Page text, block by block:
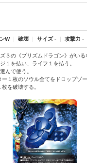
W ｜ 破壊 ｜ サイズ - ｜ 攻撃力 -
３の《プリズムドラゴン》がいる
１を払い、ライフ１を払う。
んで使う。
ー１枚のソウル全てをドロップゾー
を破壊する。